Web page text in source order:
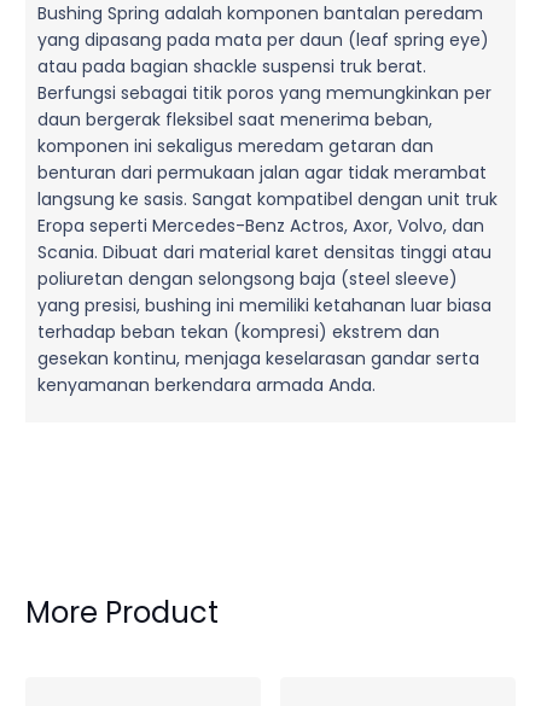
Bushing Spring adalah komponen bantalan peredam
yang dipasang pada mata per daun (leaf spring eye)
atau pada bagian shackle suspensi truk berat.
Berfungsi sebagai titik poros yang memungkinkan per
daun bergerak fleksibel saat menerima beban,
komponen ini sekaligus meredam getaran dan
benturan dari permukaan jalan agar tidak merambat
langsung ke sasis. Sangat kompatibel dengan unit truk
Eropa seperti Mercedes-Benz Actros, Axor, Volvo, dan
Scania. Dibuat dari material karet densitas tinggi atau
poliuretan dengan selongsong baja (steel sleeve)
yang presisi, bushing ini memiliki ketahanan luar biasa
terhadap beban tekan (kompresi) ekstrem dan
gesekan kontinu, menjaga keselarasan gandar serta
kenyamanan berkendara armada Anda.
More Product